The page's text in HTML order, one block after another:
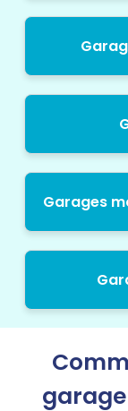
Garages